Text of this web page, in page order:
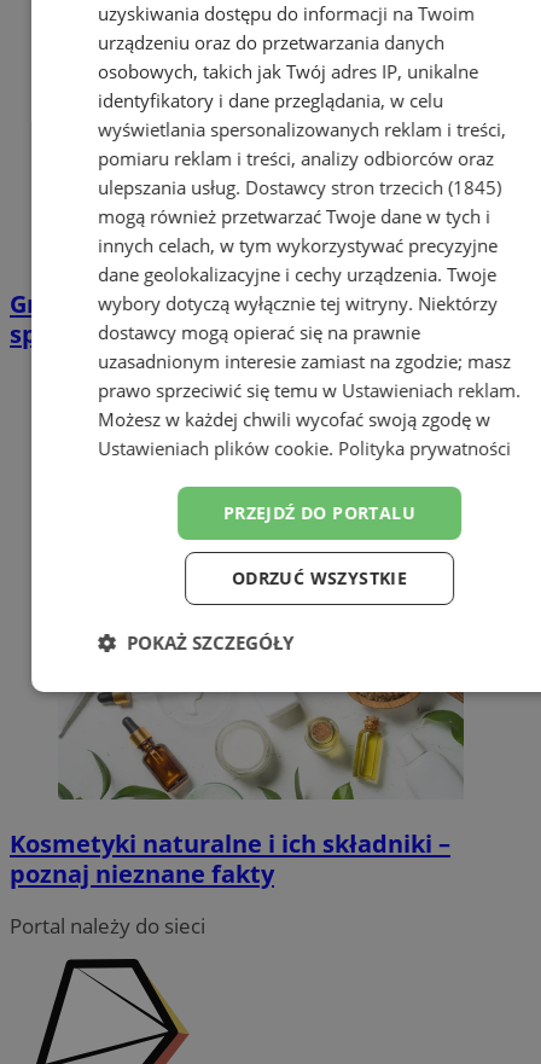
Grupa Ł-ONE zaprasza do biblioteki na
spotkanie z naturalnymi kosmetykami
Kosmetyki naturalne i ich składniki –
poznaj nieznane fakty
Portal należy do sieci
uzyskiwania dostępu do informacji na Twoim
urządzeniu oraz do przetwarzania danych
osobowych, takich jak Twój adres IP, unikalne
identyfikatory i dane przeglądania, w celu
wyświetlania spersonalizowanych reklam i treści,
pomiaru reklam i treści, analizy odbiorców oraz
ulepszania usług. Dostawcy stron trzecich (1845)
mogą również przetwarzać Twoje dane w tych i
innych celach, w tym wykorzystywać precyzyjne
dane geolokalizacyjne i cechy urządzenia. Twoje
wybory dotyczą wyłącznie tej witryny. Niektórzy
dostawcy mogą opierać się na prawnie
uzasadnionym interesie zamiast na zgodzie; masz
prawo sprzeciwić się temu w Ustawieniach reklam.
Możesz w każdej chwili wycofać swoją zgodę w
Ustawieniach plików cookie. Polityka prywatności
PRZEJDŹ DO PORTALU
ODRZUĆ WSZYSTKIE
POKAŻ SZCZEGÓŁY
Niezbędne Wydajność Targetowanie
Funkcjonalność Niesklasyfikowane
Niezbędne pliki cookie umożliwiają korzystanie z podstawowych
funkcji strony internetowej, takich jak logowanie użytkownika i